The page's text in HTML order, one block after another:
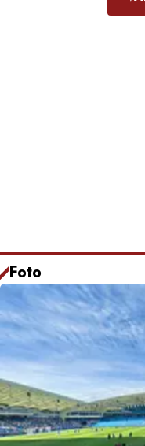
Foto